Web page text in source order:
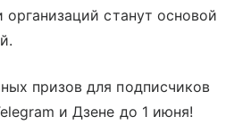
организаций станут основой
призов для подписчиков
и Дзене до 1 июня!